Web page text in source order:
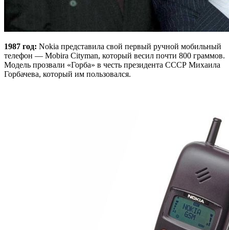
1987 год: Nokia представила свой первый ручной мобильный
телефон — Mobira Cityman, который весил почти 800 граммов.
Модель прозвали «Горба» в честь президента СССР Михаила
Горбачева, который им пользовался.